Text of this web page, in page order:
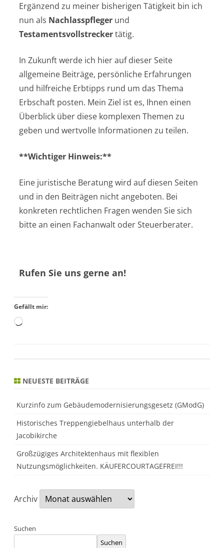
Ergänzend zu meiner bisherigen Tätigkeit bin ich
nun als Nachlasspfleger und
Testamentsvollstreckertätig.
In Zukunft werde ich hier auf dieser Seite
allgemeine Beiträge, persönliche Erfahrungen
und hilfreiche Erbtipps rund um das Thema
Erbschaft posten. Mein Ziel ist es, Ihnen einen
Überblick über diese komplexen Themen zu
geben und wertvolle Informationen zu teilen.
**Wichtiger Hinweis:**
Eine juristische Beratung wird auf diesen Seiten
und in den Beiträgen nicht angeboten. Bei
konkreten rechtlichen Fragen wenden Sie sich
bitte an einen Fachanwalt oder Steuerberater.
Rufen Sie uns gerne an!
Gefällt mir:
NEUESTE BEITRÄGE
Kurzinfo zum Gebäudemodernisierungsgesetz (GModG)
Historisches Treppengiebelhaus unterhalb der
Jacobikirche
Großzügiges Architektenhaus mit flexiblen
Nutzungsmöglichkeiten. KÄUFERCOURTAGEFREI!!!
Archiv
Suchen
Suchen